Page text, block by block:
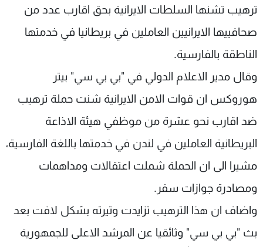
ترهيب تشنها السلطات الايرانية بحق اقارب عدد من
صحافييها الايرانيين العاملين في بريطانيا في خدمتها
الناطقة بالفارسية.
وقال مدير الاعلام الدولي في "بي بي سي" بيتر
هوروكس ان قوات الامن الايرانية شنت حملة ترهيب
ضد اقارب نحو عشرة من موظفي هيئة الاذاعة
البريطانية العاملين في لندن في خدمتها باللغة الفارسية،
مشيرا الى ان الحملة شملت اعتقالات ومداهمات
ومصادرة جوازات سفر.
واضاف ان هذا الترهيب تزايدت وتيرته بشكل لافت بعد
بث "بي بي سي" وثائقيا عن المرشد الاعلى للجمهورية
عن MTV
الإنـتـاج
لاعلاناتكم
وظائف
تواصل معنا
شروط الإسـتخدام
سياسة الخصوصية